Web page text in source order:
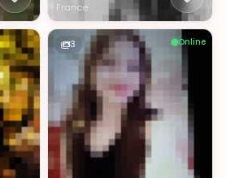
France
3 Online